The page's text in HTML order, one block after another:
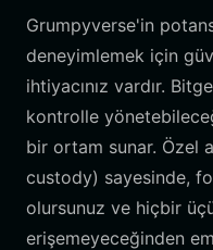
Grumpyverse'in
deneyimlemek için
ihtiyacınız vardır.
kontrolle
bir ortam sunar. Özel
custody) sayesinde,
olursunuz ve hiçbir
erişemeyeceğinden